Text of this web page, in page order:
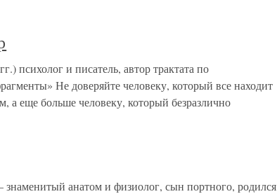
психолог и писатель, автор трактата по
Не доверяйте человеку, который все находит
а еще больше человеку, который безразлично
анатом и физиолог, сын портного, родился